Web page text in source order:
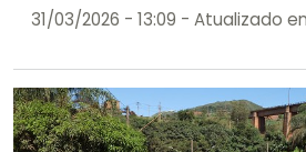
31/03/2026 - 13:09 - Atualizado